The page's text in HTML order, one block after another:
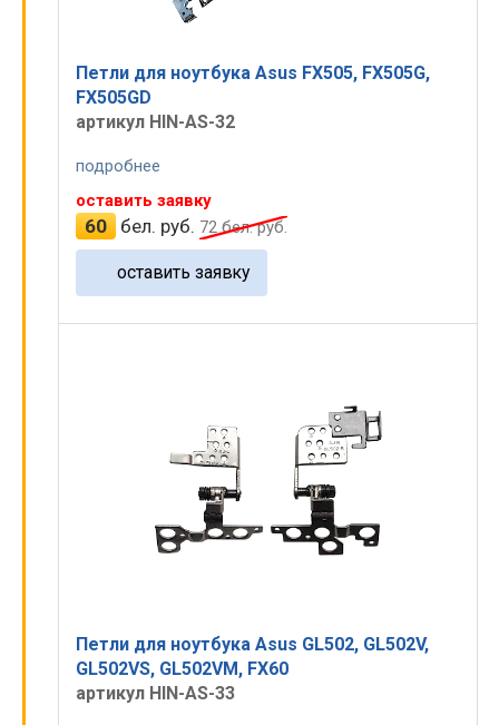
Петли для ноутбука Asus FX505, FX505G,
FX505GD
артикул HIN-AS-32
подробнее
оставить заявку
60 бел. руб. 72 бел. руб.
оставить заявку
Петли для ноутбука Asus GL502, GL502V,
GL502VS, GL502VM, FX60
артикул HIN-AS-33